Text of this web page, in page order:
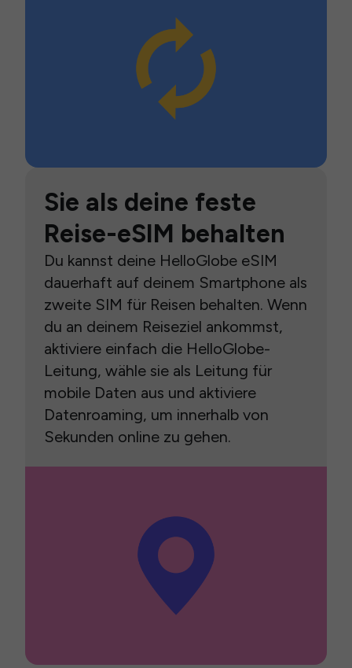
Sie als deine feste
Reise-eSIM behalten
Du kannst deine HelloGlobe eSIM
dauerhaft auf deinem Smartphone als
zweite SIM für Reisen behalten. Wenn
du an deinem Reiseziel ankommst,
aktiviere einfach die HelloGlobe-
Leitung, wähle sie als Leitung für
mobile Daten aus und aktiviere
Datenroaming, um innerhalb von
Sekunden online zu gehen.